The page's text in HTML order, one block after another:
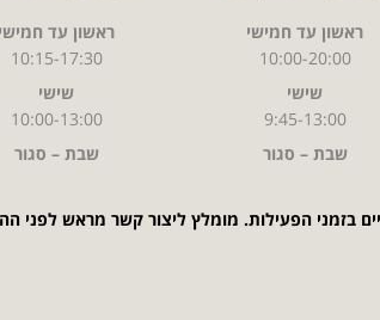
ראשון עד חמישי
10:00-20:00
שישי
9:45-13:00
שבת – סגור
ראשון עד חמישי
10:15-17:30
שישי
10:00-13:00
שבת – סגור
בזמני הפעילות. מומלץ ליצור קשר מראש לפני